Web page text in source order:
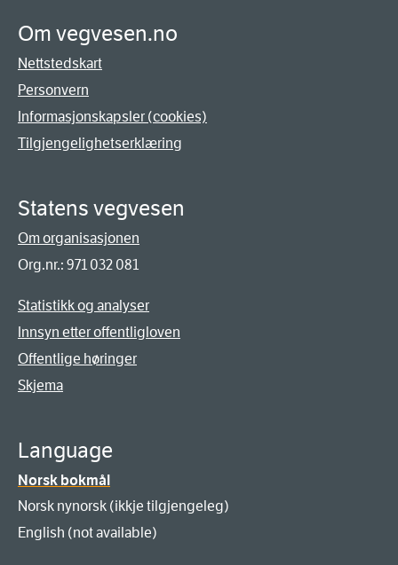
Om vegvesen.no
Nettstedskart
Personvern
Informasjonskapsler (cookies)
Tilgjengelighetserklæring
Statens vegvesen
Om organisasjonen
Org.nr.: 971 032 081
Statistikk og analyser
Innsyn etter offentligloven
Offentlige høringer
Skjema
Language
Norsk bokmål
Norsk nynorsk (ikkje tilgjengeleg)
English (not available)